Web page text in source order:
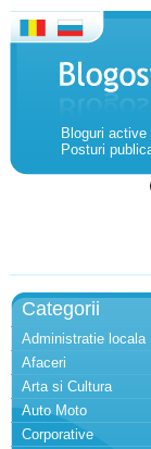
Bloguri active
Posturi
Categorii
Administratie locala
Afaceri
Arta si Cultura
Auto Moto
Corporative